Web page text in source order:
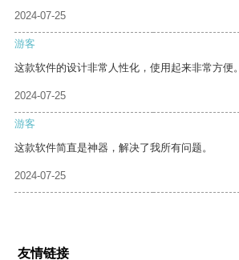
2024-07-25
游客
这款软件的设计非常人性化，使用起来非常方便。
2024-07-25
游客
这款软件简直是神器，解决了我所有问题。
2024-07-25
友情链接